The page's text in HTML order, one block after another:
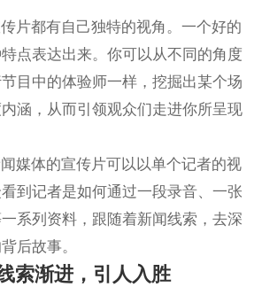
片都有自己独特的视角。一个好的
点表达出来。你可以从不同的角度
目中的体验师一样，挖掘出某个场
涵，从而引领观众们走进你所呈现
媒体的宣传片可以以单个记者的视
到记者是如何通过一段录音、一张
系列资料，跟随着新闻线索，去深
后故事。
索渐进，引人入胜